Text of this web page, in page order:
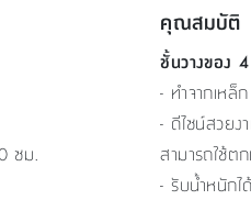
ซม.
คุณสมบัติ
ชั้นวางของ
- ทำจากเหล็ก
- ดีไซน์สวยง
สามารถใช้ต
- รับน้ำหนัก